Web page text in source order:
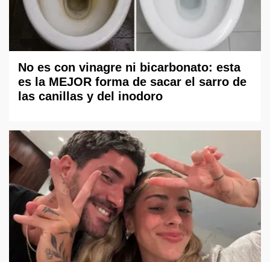
No es con vinagre ni bicarbonato: esta
es la MEJOR forma de sacar el sarro de
las canillas y del inodoro